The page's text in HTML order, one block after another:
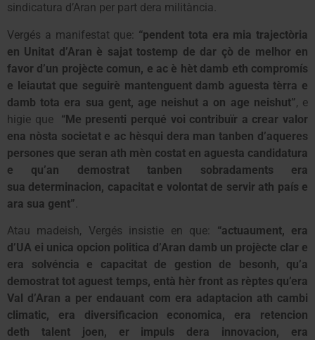
sindicatura d’Aran per part dera militància.
Vergés a manifestat que: “pendent tota era mia trajectòria
en Unitat d’Aran è sajat tostemp de dar çò de melhor en
favor d’un projècte comun, e ac è hèt damb eth compromís
e leiautat que seguirè mantenguent damb aguesta tèrra e
damb tota era sua gent, age neishut a on age neishut”, e
higie que “Me presenti perqué voi contribuïr a crear valor
ena nòsta societat e ac hèsqui dera man tanben d’aqueres
persones que seran ath mèn costat en aguesta candidatura
e qu’an demostrat tanben sobradaments era
sua determinacion, capacitat e volontat de servir ath país e
ara sua gent”.
Atau madeish, Vergés insistie en que: “actuaument, era
d’UA ei unica opcion politica d’Aran damb un projècte clar e
era solvéncia e capacitat de gestion de besonh, qu’a
demostrat tot aguest temps, entà hèr front as rèptes qu’era
Val d’Aran a per endauant com era adaptacion ath cambi
climatic, era diversificacion economica, era retencion
deth talent joen, er impuls dera innovacion, era